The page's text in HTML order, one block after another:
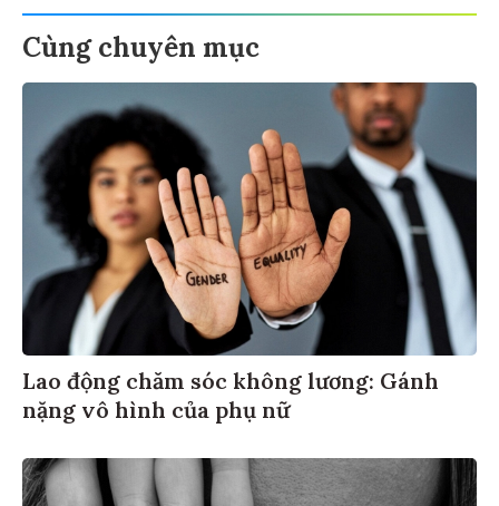
Cùng chuyên mục
Lao động chăm sóc không lương: Gánh
nặng vô hình của phụ nữ